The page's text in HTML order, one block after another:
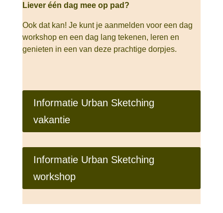
Lieveréén dag mee op pad?
Ook dat kan! Je kunt je aanmelden voor een dag
workshop en een dag lang tekenen, leren en
genieten in een van deze prachtige dorpjes.
Informatie Urban Sketching
vakantie
Informatie Urban Sketching
workshop